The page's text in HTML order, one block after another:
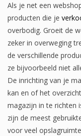
Als je net een
producten die je
overbodig. Groeit de
zeker in overweging
de verschillende
ze bijvoorbeeld niet
De inrichting van je
kan en of het
magazijn in te richten
zijn de meest
voor veel